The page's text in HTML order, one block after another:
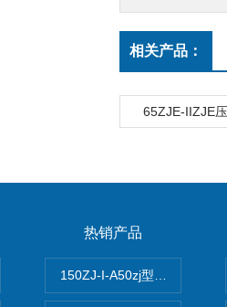
相关产品：
65ZJE-IIZJE
热销产品
150ZJ-I-A50zj型渣浆泵